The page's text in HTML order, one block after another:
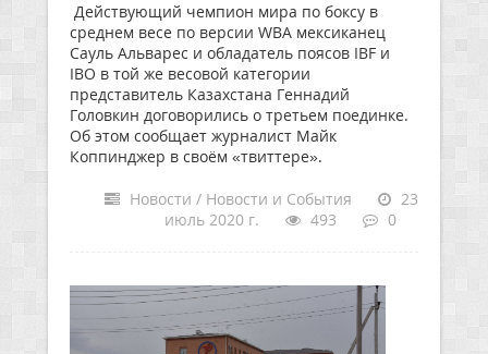
Действующий чемпион мира по боксу в
среднем весе по версии WBA мексиканец
Сауль Альварес и обладатель поясов IBF и
IBO в той же весовой категории
представитель Казахстана Геннадий
Головкин договорились о третьем поединке.
Об этом сообщает журналист Майк
Коппинджер в своём «твиттере».
Новости / Новости и События
23
июль 2020 г.
493 0